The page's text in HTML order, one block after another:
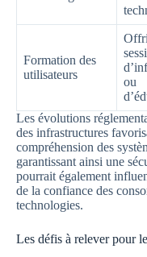
Formation des
utilisateurs
ou
Les évolutions
des infrastructures
compréhension des
garantissant ainsi une
pourrait également
de la confiance des
technologies.
Les défis à relever pour